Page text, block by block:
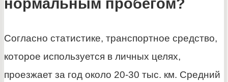
нормальным пробегом?
Согласно статистике, транспортное средство,
которое используется в личных целях,
проезжает за год около 20-30 тыс. км. Средний